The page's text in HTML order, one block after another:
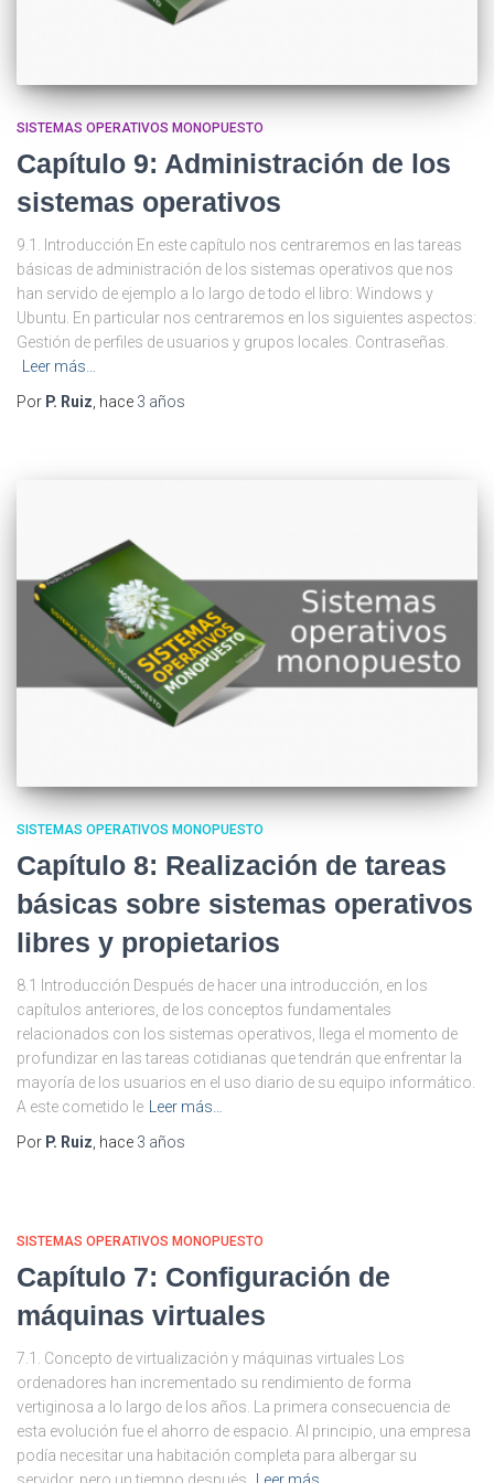
SISTEMAS OPERATIVOS MONOPUESTO
Capítulo 9: Administración de los
sistemas operativos
9.1. Introducción En este capítulo nos centraremos en las tareas
básicas de administración de los sistemas operativos que nos
han servido de ejemplo a lo largo de todo el libro: Windows y
Ubuntu. En particular nos centraremos en los siguientes aspectos:
Gestión de perfiles de usuarios y grupos locales. Contraseñas.
Leer más…
Por P. Ruiz , hace 3 años
SISTEMAS OPERATIVOS MONOPUESTO
Capítulo 8: Realización de tareas
básicas sobre sistemas operativos
libres y propietarios
8.1 Introducción Después de hacer una introducción, en los
capítulos anteriores, de los conceptos fundamentales
relacionados con los sistemas operativos, llega el momento de
profundizar en las tareas cotidianas que tendrán que enfrentar la
mayoría de los usuarios en el uso diario de su equipo informático.
A este cometido le Leer más…
Por P. Ruiz, hace 3 años
SISTEMAS OPERATIVOS MONOPUESTO
Capítulo 7: Configuración de
máquinas virtuales
7.1. Concepto de virtualización y máquinas virtuales Los
ordenadores han incrementado su rendimiento de forma
vertiginosa a lo largo de los años. La primera consecuencia de
esta evolución fue el ahorro de espacio. Al principio, una empresa
podía necesitar una habitación completa para albergar su